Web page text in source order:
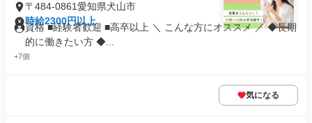
〒484-0861愛知県犬山市
時給2300円以上
資格 ■経験者歓迎 ■高卒以上 ＼ こんな方にオススメ ／ ◆長期
的に働きたい方 ◆...
+7個
気になる